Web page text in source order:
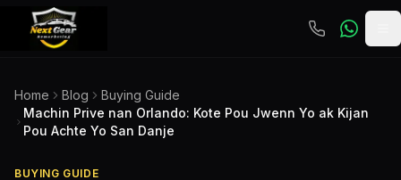
Home Blog
Buying Guide
Machin Prive nan Orlando: Kote Pou Jwenn Yo ak Kijan
Pou Achte Yo San Danje
BUYING GUIDE